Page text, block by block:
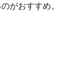
がおすすめ。